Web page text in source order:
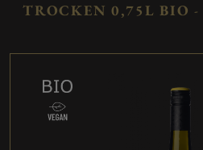
ROCKEN 0,75L BIO-